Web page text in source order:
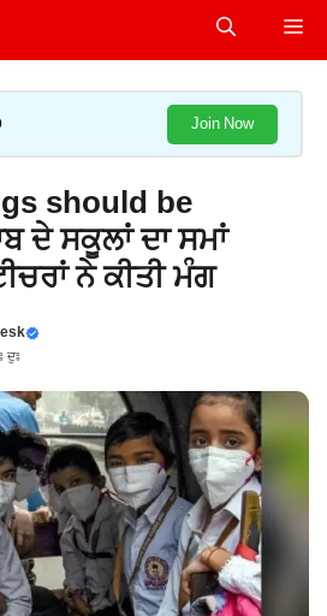
Join Now
should be
ਦੇ ਸਕੂਲਾਂ ਦਾ ਸਮਾਂ
ਨੇ ਕੀਤੀ ਮੰਗ
ਦੁਃ